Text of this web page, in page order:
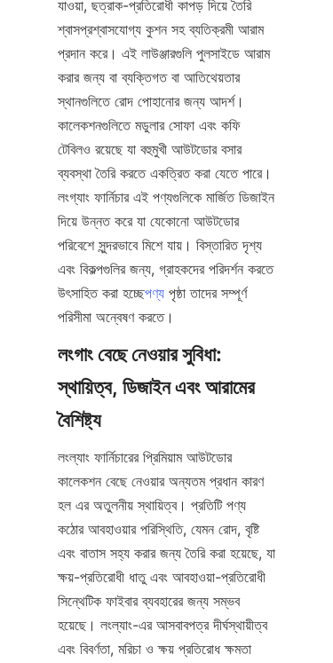
যাওয়া, ছত্রাক-প্রতিরোধী কাপড় দিয়ে তৈরি
শ্বাসপ্রশ্বাসযোগ্য কুশন সহ ব্যতিক্রমী আরাম
প্রদান করে। এই লাউঞ্জারগুলি পুলসাইডে আরাম
করার জন্য বা ব্যক্তিগত বা আতিথেয়তার
স্থানগুলিতে রোদ পোহানোর জন্য আদর্শ।
কালেকশনগুলিতে মডুলার সোফা এবং কফি
টেবিলও রয়েছে যা বহুমুখী আউটডোর বসার
ব্যবস্থা তৈরি করতে একত্রিত করা যেতে পারে।
লংগ্যাং ফার্নিচার এই পণ্যগুলিকে মার্জিত ডিজাইন
দিয়ে উন্নত করে যা যেকোনো আউটডোর
পরিবেশে সুন্দরভাবে মিশে যায়। বিস্তারিত দৃশ্য
এবং বিকল্পগুলির জন্য, গ্রাহকদের পরিদর্শন করতে
উৎসাহিত করা হচ্ছেপণ্য পৃষ্ঠা তাদের সম্পূর্ণ
লংগাং বেছে নেওয়ার সুবিধা:
স্থায়িত্ব, ডিজাইন এবং আরামের
লংল্যাং ফার্নিচারের প্রিমিয়াম আউটডোর
কালেকশন বেছে নেওয়ার অন্যতম প্রধান কারণ
হল এর অতুলনীয় স্থায়িত্ব। প্রতিটি পণ্য
কঠোর আবহাওয়ার পরিস্থিতি, যেমন রোদ, বৃষ্টি
এবং বাতাস সহ্য করার জন্য তৈরি করা হয়েছে, যা
ক্ষয়-প্রতিরোধী ধাতু এবং আবহাওয়া-প্রতিরোধী
সিন্থেটিক ফাইবার ব্যবহারের জন্য সম্ভব
হয়েছে। লংল্যাং-এর আসবাবপত্র দীর্ঘস্থায়ীত্ব
এবং বিবর্ণতা, মরিচা ও ক্ষয় প্রতিরোধ ক্ষমতা